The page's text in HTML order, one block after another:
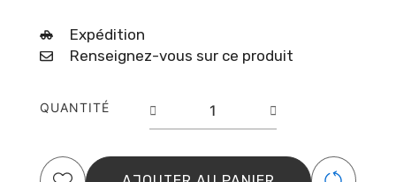
Expédition
Renseignez-vous sur ce produit
QUANTITÉ
microdentés